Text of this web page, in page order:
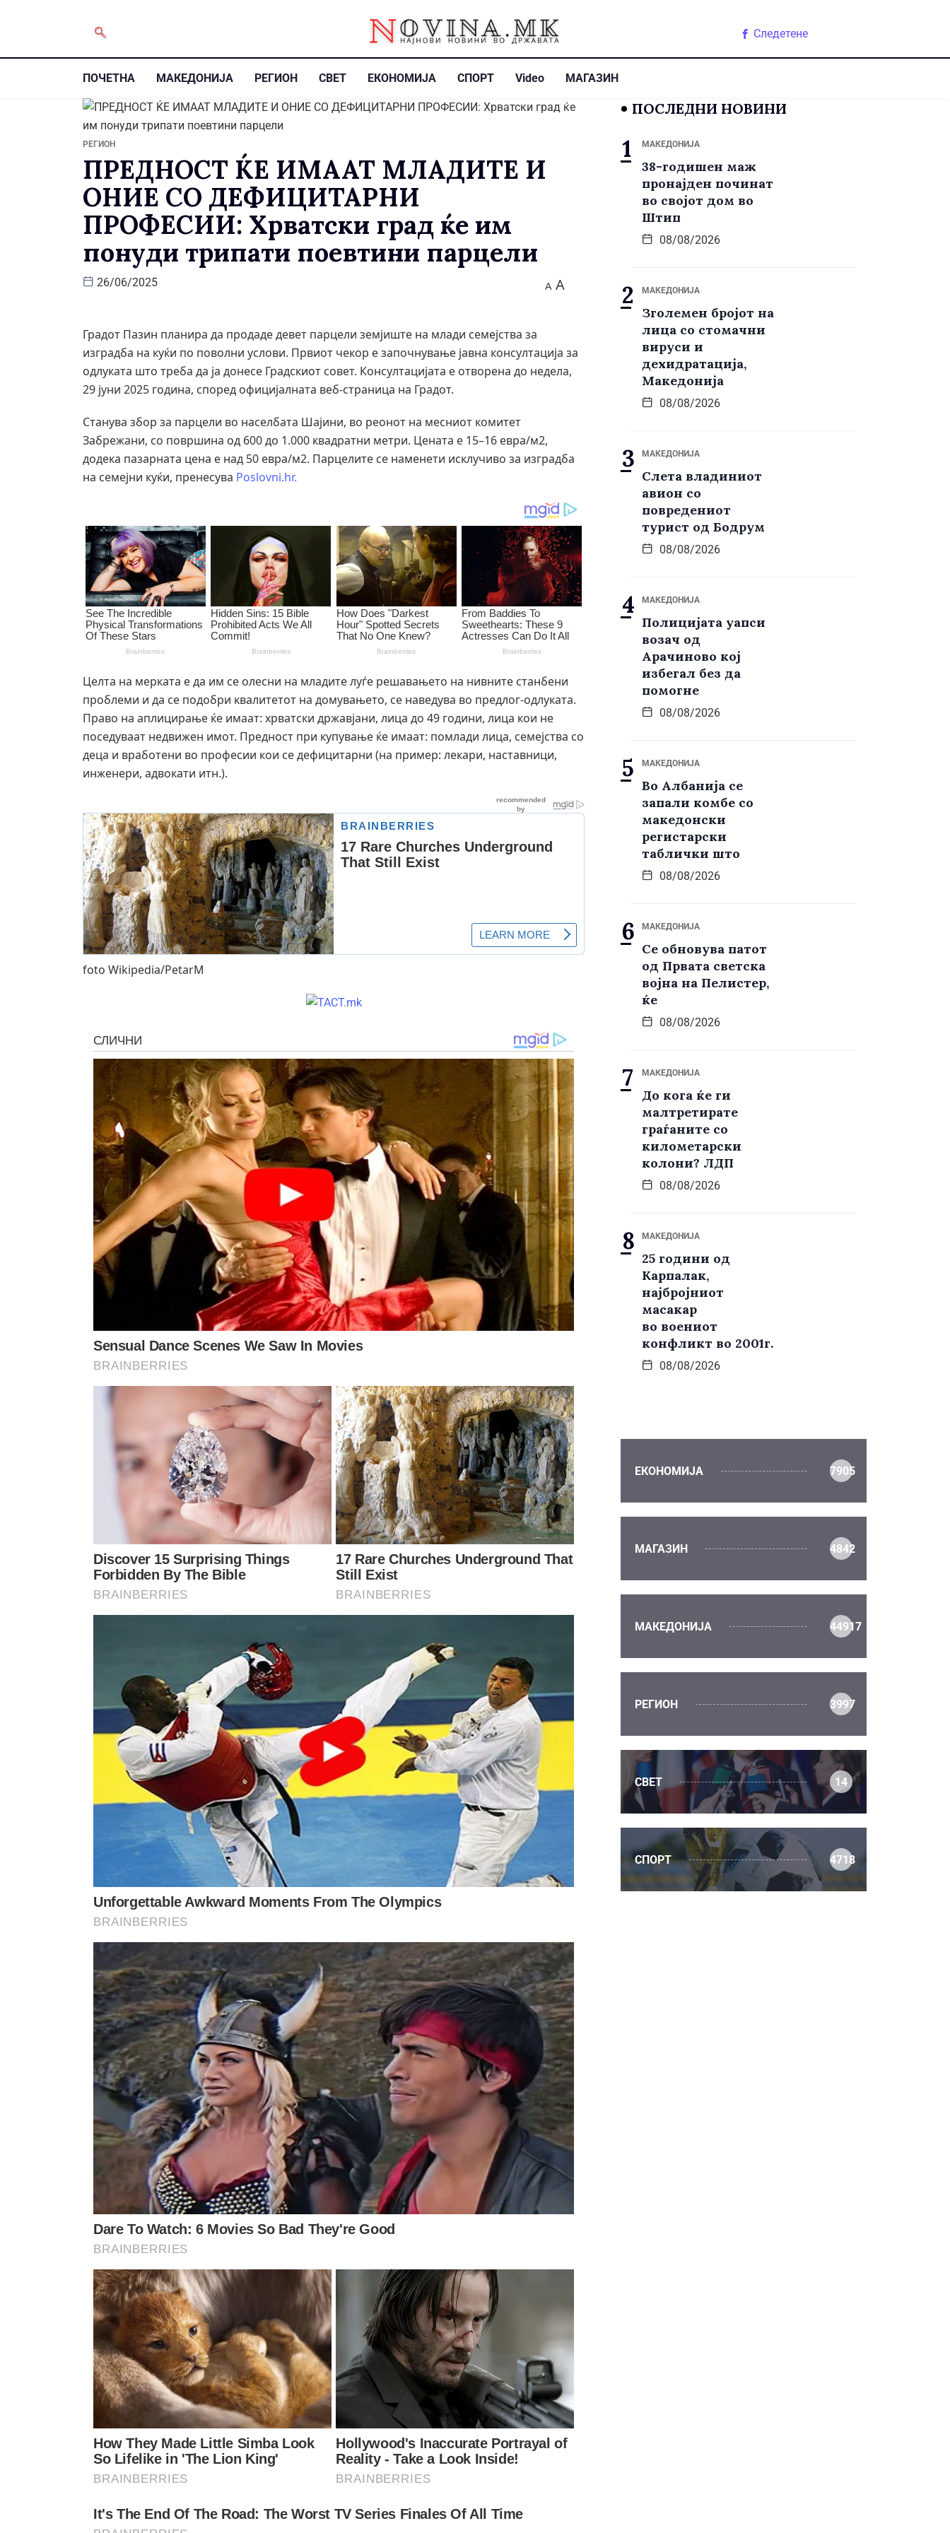
Следетене
ПОЧЕТНА МАКЕДОНИЈА РЕГИОН СВЕТ ЕКОНОМИЈА СПОРТ Video МАГАЗИН
РЕГИОН
ПРЕДНОСТ ЌЕ ИМААТ МЛАДИТЕ И
ОНИЕ СО ДЕФИЦИТАРНИ
ПРОФЕСИИ: Хрватски град ќе им
понуди трипати поевтини парцели
26/06/2025 A A
Градот Пазин планира да продаде девет парцели земјиште на млади семејства за
изградба на куќи по поволни услови. Првиот чекор е започнување јавна консултација за
одлуката што треба да ја донесе Градскиот совет. Консултацијата е отворена до недела,
29 јуни 2025 година, според официјалната веб-страница на Градот.
Станува збор за парцели во населбата Шајини, во реонот на месниот комитет
Забрежани, со површина од 600 до 1.000 квадратни метри. Цената е 15–16 евра/м2,
додека пазарната цена е над 50 евра/м2. Парцелите се наменети исклучиво за изградба
на семејни куќи, пренесува Poslovni.hr.
Целта на мерката е да им се олесни на младите луѓе решавањето на нивните станбени
проблеми и да се подобри квалитетот на домувањето, се наведува во предлог-одлуката.
Право на аплицирање ќе имаат: хрватски државјани, лица до 49 години, лица кои не
поседуваат недвижен имот. Предност при купување ќе имаат: помлади лица, семејства со
деца и вработени во професии кои се дефицитарни (на пример: лекари, наставници,
инженери, адвокати итн.).
foto Wikipedia/PetarM
ПОСЛЕДНИ НОВИНИ
МАКЕДОНИЈА
38-годишен маж
пронајден починат
во својот дом во
Штип
08/08/2026
МАКЕДОНИЈА
Зголемен бројот на
лица со стомачни
вируси и
дехидратација,
Македонија
08/08/2026
МАКЕДОНИЈА
Слета владиниот
авион со
повредениот
турист од Бодрум
08/08/2026
МАКЕДОНИЈА
Полицијата уапси
возач од
Арачиново кој
избегал без да
помогне
08/08/2026
МАКЕДОНИЈА
Во Албанија се
запали комбе со
македонски
регистарски
таблички што
08/08/2026
МАКЕДОНИЈА
Се обновува патот
од Првата светска
војна на Пелистер,
ќе
08/08/2026
МАКЕДОНИЈА
До кога ќе ги
малтретирате
граѓаните со
километарски
колони? ЛДП
08/08/2026
МАКЕДОНИЈА
25 години од
Карпалак,
најбројниот
масакар
во воениот
конфликт во 2001г.
08/08/2026
ЕКОНОМИЈА 7905
МАГАЗИН 4842
МАКЕДОНИЈА 44917
РЕГИОН 3997
СВЕТ 14
СПОРТ 4718